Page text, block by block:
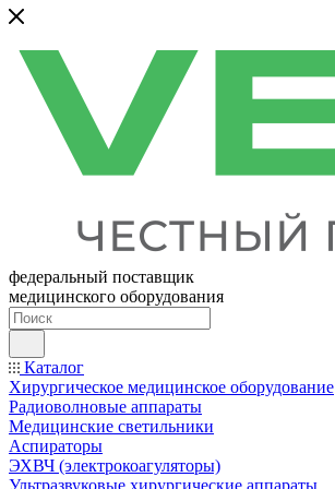
федеральный поставщик
медицинского оборудования
Каталог
Хирургическое медицинское оборудование
Радиоволновые аппараты
Медицинские светильники
Аспираторы
ЭХВЧ (электрокоагуляторы)
Ультразвуковые хирургические аппараты